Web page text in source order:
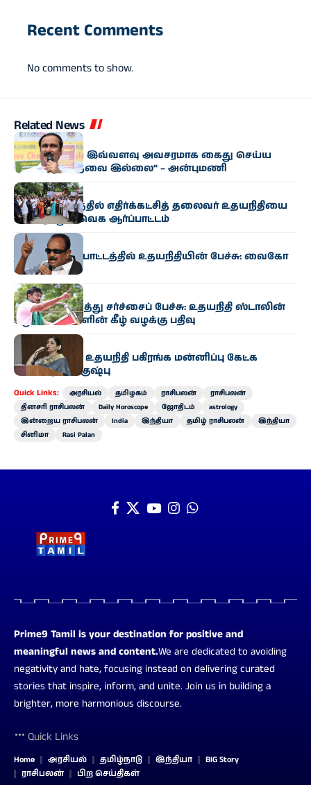
Recent Comments
No comments to show.
Related News
அரசியல்
“உதயநிதியை இவ்வளவு அவசரமாக கைது செய்ய
வேண்டிய தேவை இல்லை” – அன்புமணி
அரசியல்
கும்பகோணத்தில் எதிர்க்கட்சித் தலைவர் உதயநிதியை
கண்டித்து தவெக ஆர்ப்பாட்டம்
அரசியல்
தஞ்சை ஆர்ப்பாட்டத்தில் உதயநிதியின் பேச்சு: வைகோ
கண்டனம்
அரசியல்
முதல்வர் குறித்து சர்ச்சைப் பேச்சு: உதயநிதி ஸ்டாலின்
மீது 6 பிரிவுகளின் கீழ் வழக்கு பதிவு
அரசியல்
“த்ரிஷாவிடம் உதயநிதி பகிரங்க மன்னிப்பு கேட்க
வேண்டும்” – குஷ்பு
Quick Links: அரசியல் தமிழகம் ராசிபலன்
ராசிபலன்
தினசரி ராசிபலன்
Daily Horoscope ஜோதிடம்
astrology
இன்றைய ராசிபலன்
India இந்தியா தமிழ் ராசிபலன்
இந்தியா
சினிமா
Rasi Palan
Prime9 Tamil is your destination for positive and
meaningful news and content.We are dedicated to avoiding
negativity and hate, focusing instead on delivering curated
stories that inspire, inform, and unite. Join us in building a
brighter, more harmonious discourse.
Quick Links
Home அரசியல் தமிழ்நாடு இந்தியா
BIG Story
ராசிபலன்
பிற செய்திகள்